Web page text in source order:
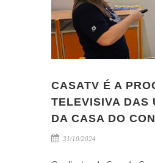
CASATV É A
TELEVISIVA DAS
DA CASA DO
31/10/2024